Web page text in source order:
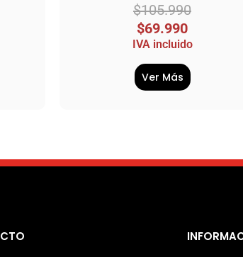
$105.990
$69.990
IVA incluido
Ver Más